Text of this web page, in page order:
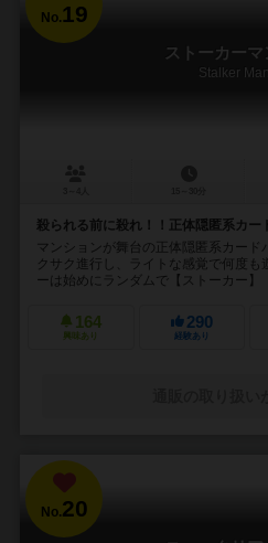
No.19
ストーカー
Stalker
殺られる前に殺れ！！正体隠匿系カー
マンションが舞台の正体隠匿系カー
クサク進行し、ライトな感覚で何度も
ーは始めにランダムで【ストーカー】
164
興味あり
290
経験あり
No.20